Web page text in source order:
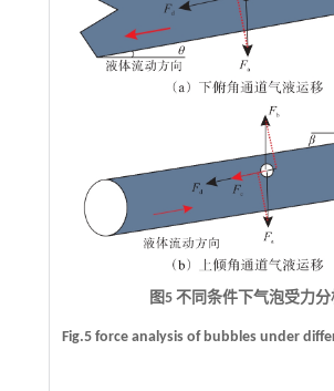
图5 不同条件下气泡受力分
Fig.5 force analysis of bubbles under